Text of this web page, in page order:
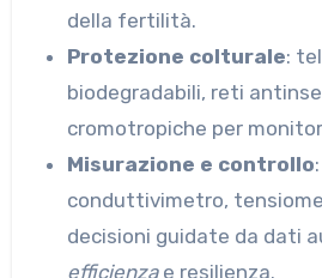
della fertilità.
Protezione colturale:
biodegradabili, reti
cromotropiche per
Misurazione e controllo
conduttivimetro,
decisioni guidate da dati
efficienzae resilienza.